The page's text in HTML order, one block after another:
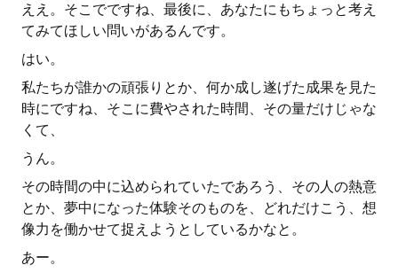
ええ。そこでですね、最後に、あなたにもちょっと考え
てみてほしい問いがあるんです。
はい。
私たちが誰かの頑張りとか、何か成し遂げた成果を見た
時にですね、そこに費やされた時間、その量だけじゃな
くて、
うん。
その時間の中に込められていたであろう、その人の熱意
とか、夢中になった体験そのものを、どれだけこう、想
像力を働かせて捉えようとしているかなと。
あー。